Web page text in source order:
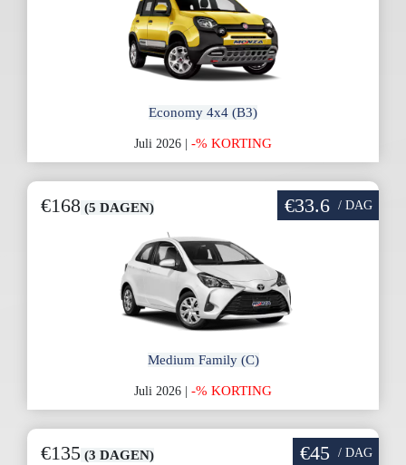
Economy 4x4 (B3)
Juli 2026 | -% KORTING
€168 (5 DAGEN) €33.6 / DAG
Medium Family (C)
Juli 2026 | -% KORTING
€135 (3 DAGEN) €45 / DAG